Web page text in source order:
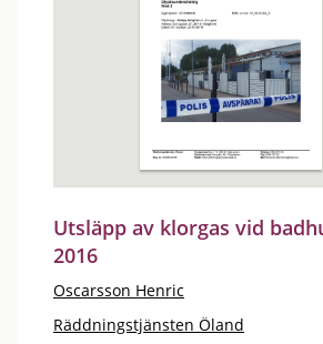
Utsläpp av klorgas vid
2016
Oscarsson Henric
Räddningstjänsten Öland